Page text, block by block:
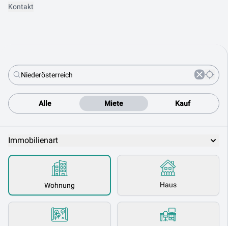
Alle Miete Kauf
Immobilienart
Wohnung Haus
Kontakt